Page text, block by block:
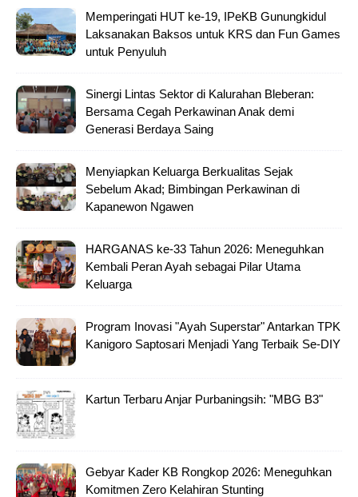
Memperingati HUT ke-19, IPeKB Gunungkidul
Laksanakan Baksos untuk KRS dan Fun Games
untuk Penyuluh
Sinergi Lintas Sektor di Kalurahan Bleberan:
Bersama Cegah Perkawinan Anak demi
Generasi Berdaya Saing
Menyiapkan Keluarga Berkualitas Sejak
Sebelum Akad; Bimbingan Perkawinan di
Kapanewon Ngawen
HARGANAS ke-33 Tahun 2026: Meneguhkan
Kembali Peran Ayah sebagai Pilar Utama
Keluarga
Program Inovasi "Ayah Superstar" Antarkan TPK
Kanigoro Saptosari Menjadi Yang Terbaik Se-DIY
Kartun Terbaru Anjar Purbaningsih: "MBG B3"
Gebyar Kader KB Rongkop 2026: Meneguhkan
Komitmen Zero Kelahiran Stunting